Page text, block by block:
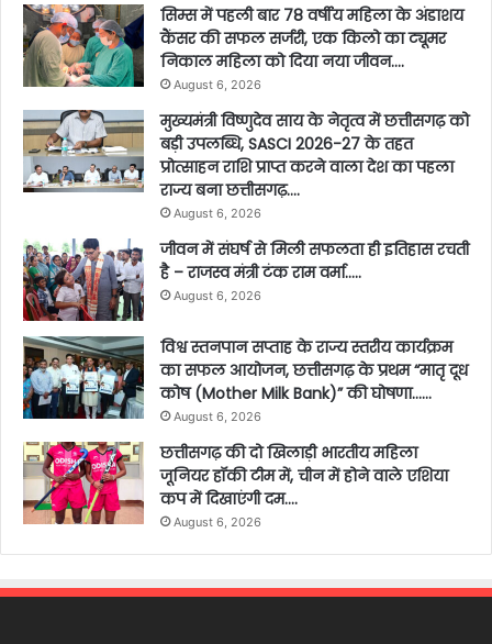
सिम्स में पहली बार 78 वर्षीय महिला के अंडाशय
कैंसर की सफल सर्जरी, एक किलो का ट्यूमर
निकाल महिला को दिया नया जीवन….
August 6, 2026
मुख्यमंत्री विष्णुदेव साय के नेतृत्व में छत्तीसगढ़ को
बड़ी उपलब्धि, SASCI 2026-27 के तहत
प्रोत्साहन राशि प्राप्त करने वाला देश का पहला
राज्य बना छत्तीसगढ़….
August 6, 2026
जीवन में संघर्ष से मिली सफलता ही इतिहास रचती
है – राजस्व मंत्री टंक राम वर्मा…..
August 6, 2026
विश्व स्तनपान सप्ताह के राज्य स्तरीय कार्यक्रम
का सफल आयोजन, छत्तीसगढ़ के प्रथम “मातृ दूध
कोष (Mother Milk Bank)” की घोषणा……
August 6, 2026
छत्तीसगढ़ की दो खिलाड़ी भारतीय महिला
जूनियर हॉकी टीम में, चीन में होने वाले एशिया
कप में दिखाएंगी दम….
August 6, 2026